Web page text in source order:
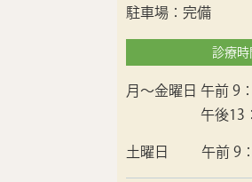
駐車場：完備
診療時
月〜金曜日 午前 9
午後13
土曜日 午前 9